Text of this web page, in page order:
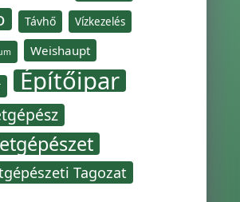
Távhő Vízkezelés
Weishaupt
Építőipar
Tagozat